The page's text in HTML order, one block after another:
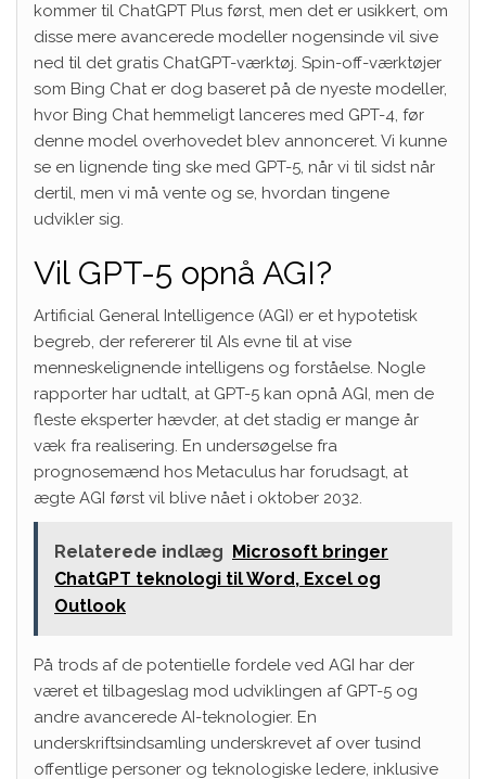
kommer til ChatGPT Plus først, men det er usikkert, om
disse mere avancerede modeller nogensinde vil sive
ned til det gratis ChatGPT-værktøj. Spin-off-værktøjer
som Bing Chat er dog baseret på de nyeste modeller,
hvor Bing Chat hemmeligt lanceres med GPT-4, før
denne model overhovedet blev annonceret. Vi kunne
se en lignende ting ske med GPT-5, når vi til sidst når
dertil, men vi må vente og se, hvordan tingene
udvikler sig.
Vil GPT-5 opnå AGI?
Artificial General Intelligence (AGI) er et hypotetisk
begreb, der refererer til AIs evne til at vise
menneskelignende intelligens og forståelse. Nogle
rapporter har udtalt, at GPT-5 kan opnå AGI, men de
fleste eksperter hævder, at det stadig er mange år
væk fra realisering. En undersøgelse fra
prognosemænd hos Metaculus har forudsagt, at
ægte AGI først vil blive nået i oktober 2032.
Relaterede indlæg Microsoft bringer
ChatGPT teknologi til Word, Excel og
Outlook
På trods af de potentielle fordele ved AGI har der
været et tilbageslag mod udviklingen af GPT-5 og
andre avancerede AI-teknologier. En
underskriftsindsamling underskrevet af over tusind
offentlige personer og teknologiske ledere, inklusive